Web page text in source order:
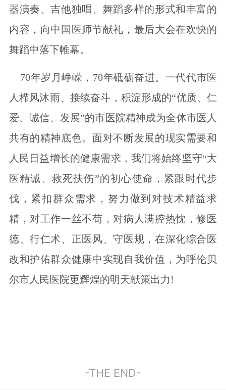
器演奏、吉他独唱、舞蹈多样的形式和丰富的
内容，向中国医师节献礼，最后大会在欢快的
舞蹈中落下帷幕。
70年岁月峥嵘，70年砥砺奋进。一代代市医
人栉风沐雨、接续奋斗，积淀形成的“优质、仁
爱、诚信、发展”的市医院精神成为全体市医人
共有的精神底色。面对不断发展的现实需要和
人民日益增长的健康需求，我们将始终坚守“大
医精诚、救死扶伤”的初心使命，紧跟时代步
伐，紧扣群众需求，努力做到对技术精益求
精，对工作一丝不苟，对病人满腔热忱，修医
德、行仁术、正医风、守医规，在深化综合医
改和护佑群众健康中实现自我价值，为呼伦贝
尔市人民医院更辉煌的明天献策出力!
-THE END-